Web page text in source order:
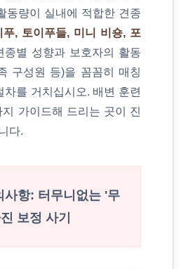
동량이 실내에 적합한 견종
푸, 토이푸들, 미니 비숑, 포
별 성향과 보호자의 활동
구성원 등)을 꼼꼼히 매칭
를 거치십시오. 배변 훈련
가이드해 드리는 곳이 진
다.
사항: 터무니없는 '무
보정 사기